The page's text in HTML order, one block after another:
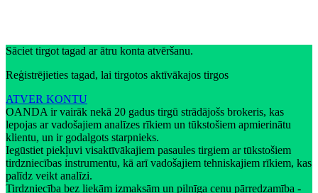
Sāciet tirgot tagad ar ātru konta atvēršanu.
Reģistrējieties tagad, lai tirgotos aktīvākajos tirgos
ATVER KONTU
OANDA ir vairāk nekā 20 gadus tirgū strādājošs brokeris, kas
lepojas ar vadošajiem analīzes rīkiem un tūkstošiem apmierinātu
klientu, un ir godalgots starpnieks.
Iegūstiet piekļuvi visaktīvākajiem pasaules tirgiem ar tūkstošiem
tirdzniecības instrumentu, kā arī vadošajiem tehniskajiem rīkiem, kas
palīdz veikt analīzi.
Tirdzniecība bez liekām izmaksām un pilnīga cenu pārredzamība -